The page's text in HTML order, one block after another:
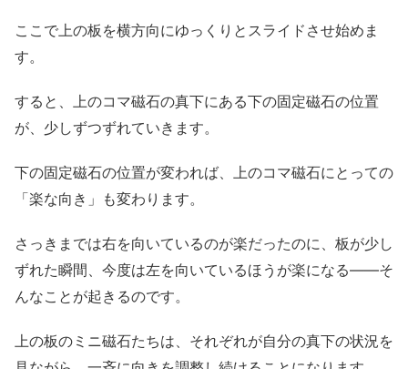
ここで上の板を横方向にゆっくりとスライドさせ始めま
す。
すると、上のコマ磁石の真下にある下の固定磁石の位置
が、少しずつずれていきます。
下の固定磁石の位置が変われば、上のコマ磁石にとっての
「楽な向き」も変わります。
さっきまでは右を向いているのが楽だったのに、板が少し
ずれた瞬間、今度は左を向いているほうが楽になる――そ
んなことが起きるのです。
上の板のミニ磁石たちは、それぞれが自分の真下の状況を